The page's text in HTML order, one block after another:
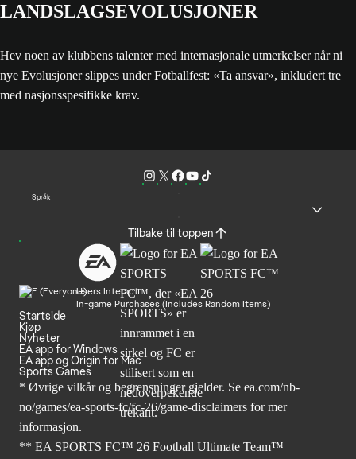
LANDSLAGSEVOLUSJONER
Hev noen av klubbens talenter med internasjonale utmerkelser når ni
nye Evolusjoner slippes under Fotballfest: «Ta ansvar», inkludert tre
med nasjonsspesifikke krav.
Språk
Tilbake til toppen
Users Interact
In-game Purchases (Includes Random Items)
Startside
Kjøp
Nyheter
EA app for Windows
EA app og Origin for Mac
Sports Games
* Øvrige vilkår og begrensninger gjelder. Se ea.com/nb-
no/games/ea-sports-fc/fc-26/game-disclaimers for mer
informasjon.
** EA SPORTS FC™ 26 Football Ultimate Team™